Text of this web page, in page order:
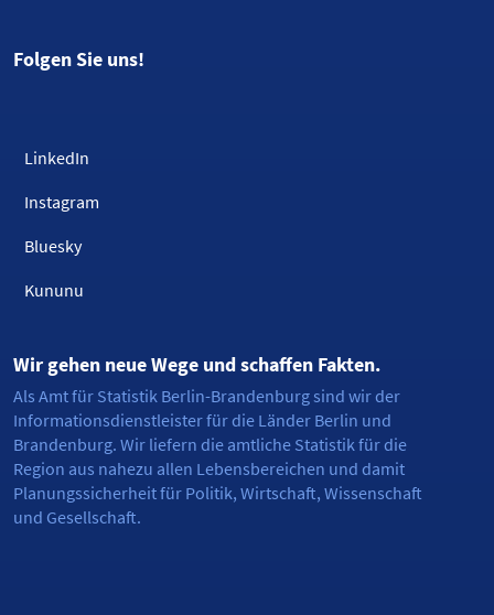
Folgen Sie uns!
LinkedIn
Instagram
Bluesky
Kununu
Wir gehen neue Wege und schaffen Fakten.
Als Amt für Statistik Berlin-Brandenburg sind wir der
Informationsdienstleister für die Länder Berlin und
Brandenburg. Wir liefern die amtliche Statistik für die
Region aus nahezu allen Lebensbereichen und damit
Planungssicherheit für Politik, Wirtschaft, Wissenschaft
und Gesellschaft.